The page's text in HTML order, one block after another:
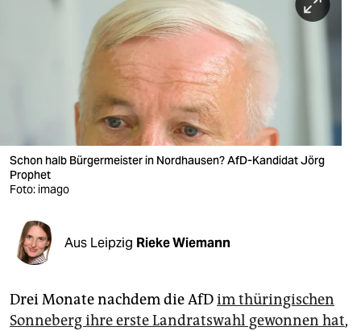
veranstaltungen
shop
fragen & hilfe
unterstützen
genossenschaft
Schon halb Bürgermeister in Nordhausen? AfD-Kandidat Jörg
Prophet
Foto: imago
Aus Leipzig Rieke Wiemann
Drei Monate nachdem die AfDim thüringischen
Sonneberg ihre erste Landratswahl gewonnen hat,